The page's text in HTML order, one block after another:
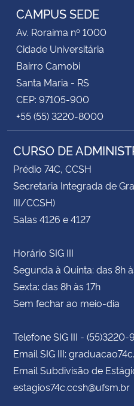
CAMPUS SEDE
Av. Roraima nº 1000
Cidade Universitária
Bairro Camobi
Santa Maria - RS
CEP: 97105-900
+55 (55) 3220-8000
CURSO DE
Prédio 74C, CCSH
Secretaria Integrada de
III/CCSH)
Salas 4126 e 4127
Horário SIG III
Segunda à Quinta: das 8h
Sexta: das 8h às 17h
Sem fechar ao meio-dia
Telefone SIG III - (55)3220-
Email SIG III:
Email Subdivisão de
estagios74c.ccsh@ufsm.br